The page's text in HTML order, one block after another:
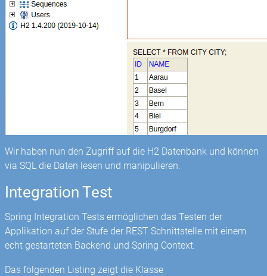
Wir haben nun den Zugriff auf die H2 Datenbank und können
via SQL die Daten lesen und manipulieren.
Integration Test
Spring Integration Tests ermöglichen das Testen der
Applikation auf der Stufe der REST Schnittstelle mit einem
echt gestarteten Backend und Spring Context.
Das folgenden Listing zeigt die Klasse